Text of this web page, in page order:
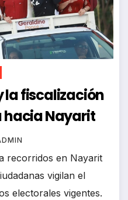
la fiscalización
hacia Nayarit
recorridos en Nayarit
vigilan el
electorales vigentes.